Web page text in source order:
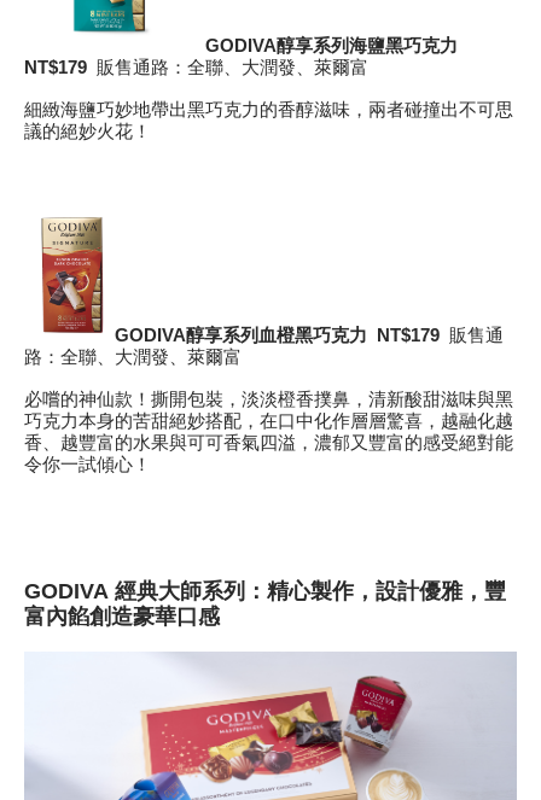
GODIVA醇享系列海鹽黑巧克力
NT$179 販售通路：全聯、大潤發、萊爾富
細緻海鹽巧妙地帶出黑巧克力的香醇滋味，兩者碰撞出不可思
議的絕妙火花！
GODIVA醇享系列血橙黑巧克力 NT$179 販售通
路：全聯、大潤發、萊爾富
必嚐的神仙款！撕開包裝，淡淡橙香撲鼻，清新酸甜滋味與黑
巧克力本身的苦甜絕妙搭配，在口中化作層層驚喜，越融化越
香、越豐富的水果與可可香氣四溢，濃郁又豐富的感受絕對能
令你一試傾心！
GODIVA 經典大師系列：精心製作，設計優雅，豐
富內餡創造豪華口感